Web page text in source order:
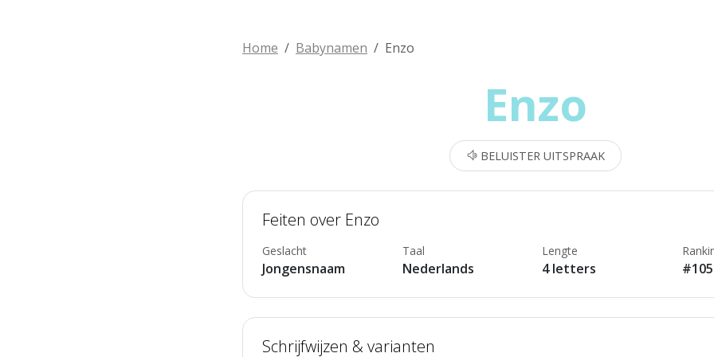
Home Babynamen Enzo
Enzo
BELUISTER UITSPRAAK
Feiten over Enzo
Geslacht
Jongensnaam
Taal
Nederlands
Lengte
4 letters
Schrijfwijzen & varianten